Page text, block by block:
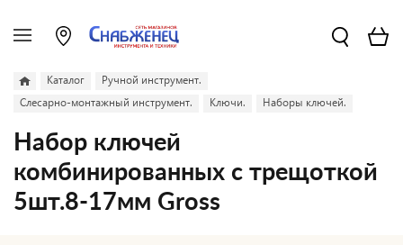
Каталог
Ручной инструмент.
Слесарно-монтажный инструмент.
Ключи. Наборы ключей.
Набор ключей
комбинированных с трещоткой
5шт.8-17мм Gross